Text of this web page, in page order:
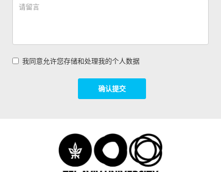
我同意允许您存储和处理我的个人数据
确认提交